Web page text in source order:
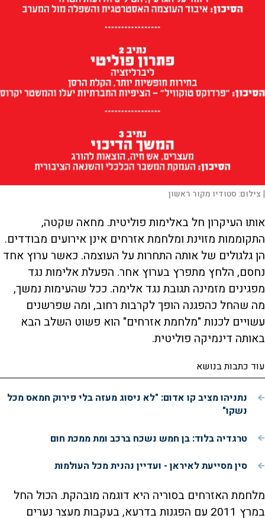
| צילום:סטודיו מקור ראשון
אותו העיקרון חל באלימות פוליטית. מחאה שקטה,
התקוממות מזוינת ומלחמת אזרחים אינן אירועים מבודדים.
הן גלגולים של אותה התחרות על העוצמה. כאשר ערוץ אחד
נחסם, הלחץ מתפרץ בערוץ אחר. הפעלת אלימות נגד
מפגינים מזמינה תגובת נגד אלימה. ככל שהעימות נמשך,
מה שהחל כהפגנה הופך לקרבות רחוב, ומה שפרשנים
עשויים לכנות "מלחמת אזרחים" הוא פשוט השלב הבא
באותה דינמיקה פוליטית.
עוד כתבות בנושא
נתניהו מציב קו אדום: "לא ניסוג מעזה בלי פירוק חמאס מכל
נשקו"
טרגדיה בלוד: בן חמש נשכח ברכב ומת ממכת חום
סין מסייעת לאיראן - ועדיין נהנית מכל העולמות
מלחמת האזרחים בסוריה היא דוגמה מובהקת. הכול החל
במרץ 2011 עם הפגנות בדרעא, בעקבות מעצר נערים